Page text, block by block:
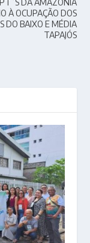
DA AMAZÔNIA
À OCUPAÇÃO DOS
DO BAIXO E MÉDIA
TAPAJÓS